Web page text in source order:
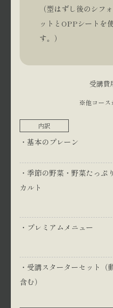
（型はずし後のシフ
ットとOPPシートを
す。）
受講費
※他コース
内訳
基本のプレーン
季節の野菜・野菜たっぷ
カルト
プレミアムメニュー
受講スターターセット（
含む）